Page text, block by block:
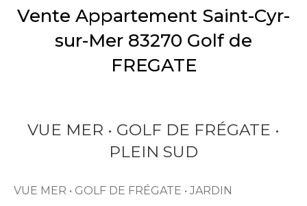
Vente Appartement Saint-Cyr-
sur-Mer 83270 Golf de
FREGATE
VUE MER • GOLF DE FRÉGATE •
PLEIN SUD
VUE MER • GOLF DE FRÉGATE • JARDIN